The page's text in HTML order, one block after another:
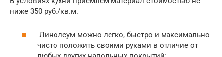
ниже 350 руб./кв.м.
Линолеум можно легко, быстро и максимально
чисто положить своими руками в отличие от